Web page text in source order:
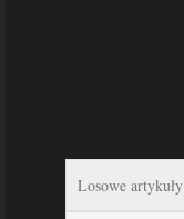
Losowe artykuły